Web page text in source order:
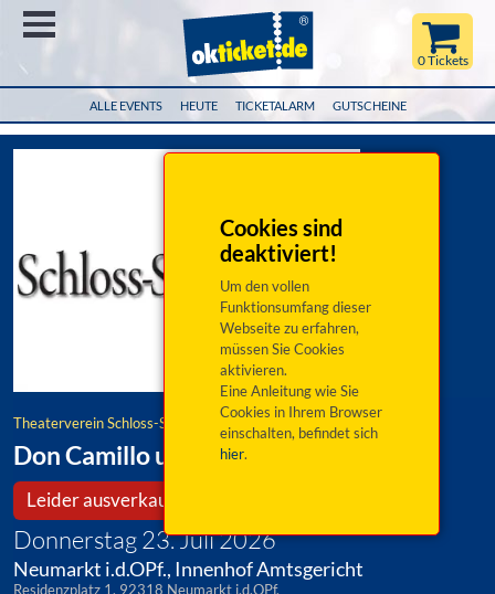
ALLE EVENTS HEUTE TICKETALARM GUTSCHEINE
0 Tickets
Cookies sind
deaktiviert!
Um den vollen
Funktionsumfang dieser
Webseite zu erfahren,
müssen Sie Cookies
aktivieren.
Eine Anleitung wie Sie
Cookies in Ihrem Browser
einschalten, befindet sich
hier.
Theaterverein Schloss-Spiele Neumarkt e.V.
Don Camillo und Peppone
Leider ausverkauft!
Donnerstag 23. Juli 2026
Neumarkt i.d.OPf., Innenhof Amtsgericht
Residenzplatz 1, 92318 Neumarkt i.d.OPf.